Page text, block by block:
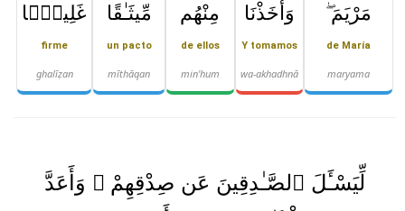
مَرْيَمَ ۖ
de María
maryama
وَأَخَذْنَا
Y tomamos
wa-akhadhnā
مِنْهُم
de ellos
min'hum
مِّيثَـٰقًا
un pacto
mīthāqan
غَلِيظًۭا
firme
ghalīẓan
لِّيَسْـَٔلَ ٱلصَّـٰدِقِينَ عَن صِدْقِهِمْ ۚ وَأَعَدَّ